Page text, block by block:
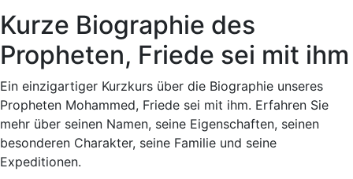
Kurze Biographie des
Propheten, Friede sei mit ihm
Ein einzigartiger Kurzkurs über die Biographie unseres
Propheten Mohammed, Friede sei mit ihm. Erfahren Sie
mehr über seinen Namen, seine Eigenschaften, seinen
besonderen Charakter, seine Familie und seine
Expeditionen.